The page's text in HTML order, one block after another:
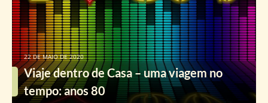
Viaje dentro de Casa – uma viagem no
tempo: anos 80
22 DE MAIO DE 2020